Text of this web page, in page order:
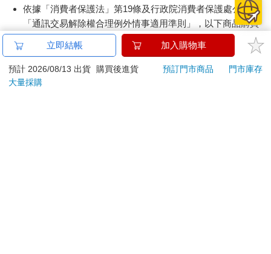
依據「消費者保護法」第19條及行政院消費者保護處公告之
「通訊交易解除權合理例外情事適用準則」，以下商品購買
後，除商品本身有瑕疵外，將不提供7天的猶豫期：
易於腐敗、保存期限較短或解約時即將逾期。（如：生
鮮食品）
依消費者要求所為之客製化給付。（客製化商品）
立即結帳 加入購物車
預計 2026/08/13 出貨 購買後進貨 預訂門市商品
門市庫存
大量採購